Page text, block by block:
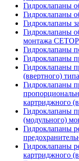
Гидроклапаны
Гидроклапаны
Гидроклапаны
Гидроклапаны
монтажа CETOP
Гидроклапаны
Гидроклапаны
Гидроклапаны
(ввертного) типа
Гидроклапаны
картриджного
Гидроклапаны
(модульного)
Гидроклапаны
Гидроклапаны
картриджного